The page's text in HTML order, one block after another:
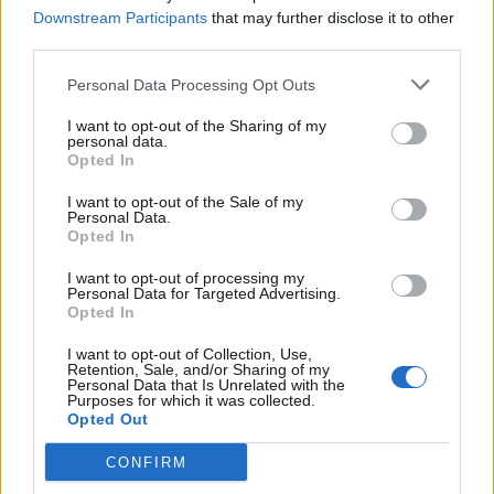
Downstream Participants that may further disclose it to other
Personal Data Processing Opt Outs
I want to opt-out of the Sharing of my
personal data.
Opted In
I want to opt-out of the Sale of my
Personal Data.
Opted In
I want to opt-out of processing my
Personal Data for Targeted Advertising.
Opted In
I want to opt-out of Collection, Use,
Retention, Sale, and/or Sharing of my
Personal Data that Is Unrelated with the
Purposes for which it was collected.
Opted Out
CONFIRM
Priseksempel - kr. 8.000
Ugekampagne i nordjyske.dk nyhedsbrev -
udkommer alle dage inkl. weekend. 31.400
permission. Åbningsrate på 42%